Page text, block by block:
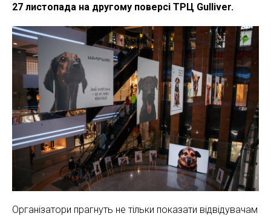
27 листопада на другому поверсі ТРЦ Gulliver.
Організатори прагнуть не тільки показати відвідувачам